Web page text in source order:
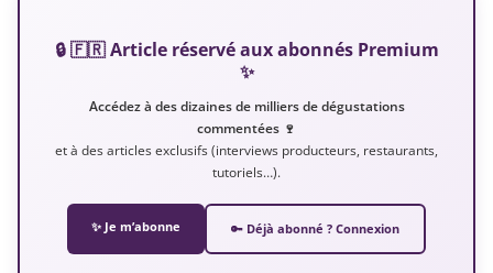
🔒 🇫🇷 Article réservé aux abonnés Premium
✨
Accédez à des dizaines de milliers de dégustations
commentées 🍷
et à des articles exclusifs (interviews producteurs, restaurants,
tutoriels…).
✨ Je m’abonne 🔑 Déjà abonné ? Connexion